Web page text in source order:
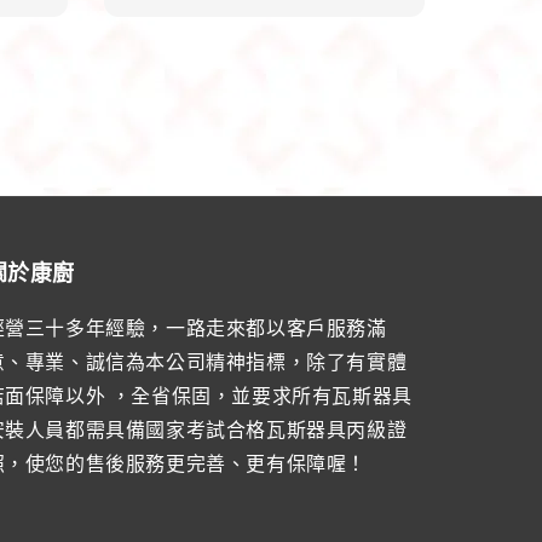
於康廚
營三十多年經驗，一路走來都以客戶服務滿
專業、誠信為本公司精神指標，除了有實體
面保障以外 ，全省保固，並要求所有瓦斯器具
裝人員都需具備國家考試合格瓦斯器具丙級證
使您的售後服務更完善、更有保障喔！